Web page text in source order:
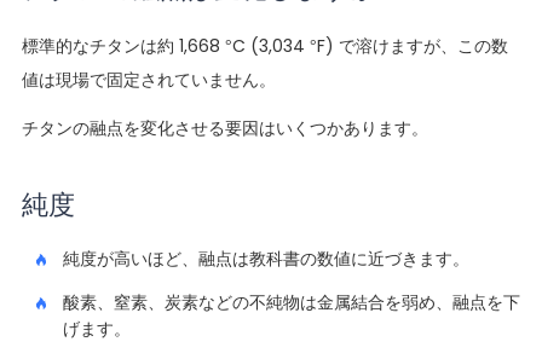
標準的なチタンは約 1,668 °C (3,034 °F) で溶けますが、この数
値は現場で固定されていません。
チタンの融点を変化させる要因はいくつかあります。
純度
純度が高いほど、融点は教科書の数値に近づきます。
酸素、窒素、炭素などの不純物は金属結合を弱め、融点を下
げます。